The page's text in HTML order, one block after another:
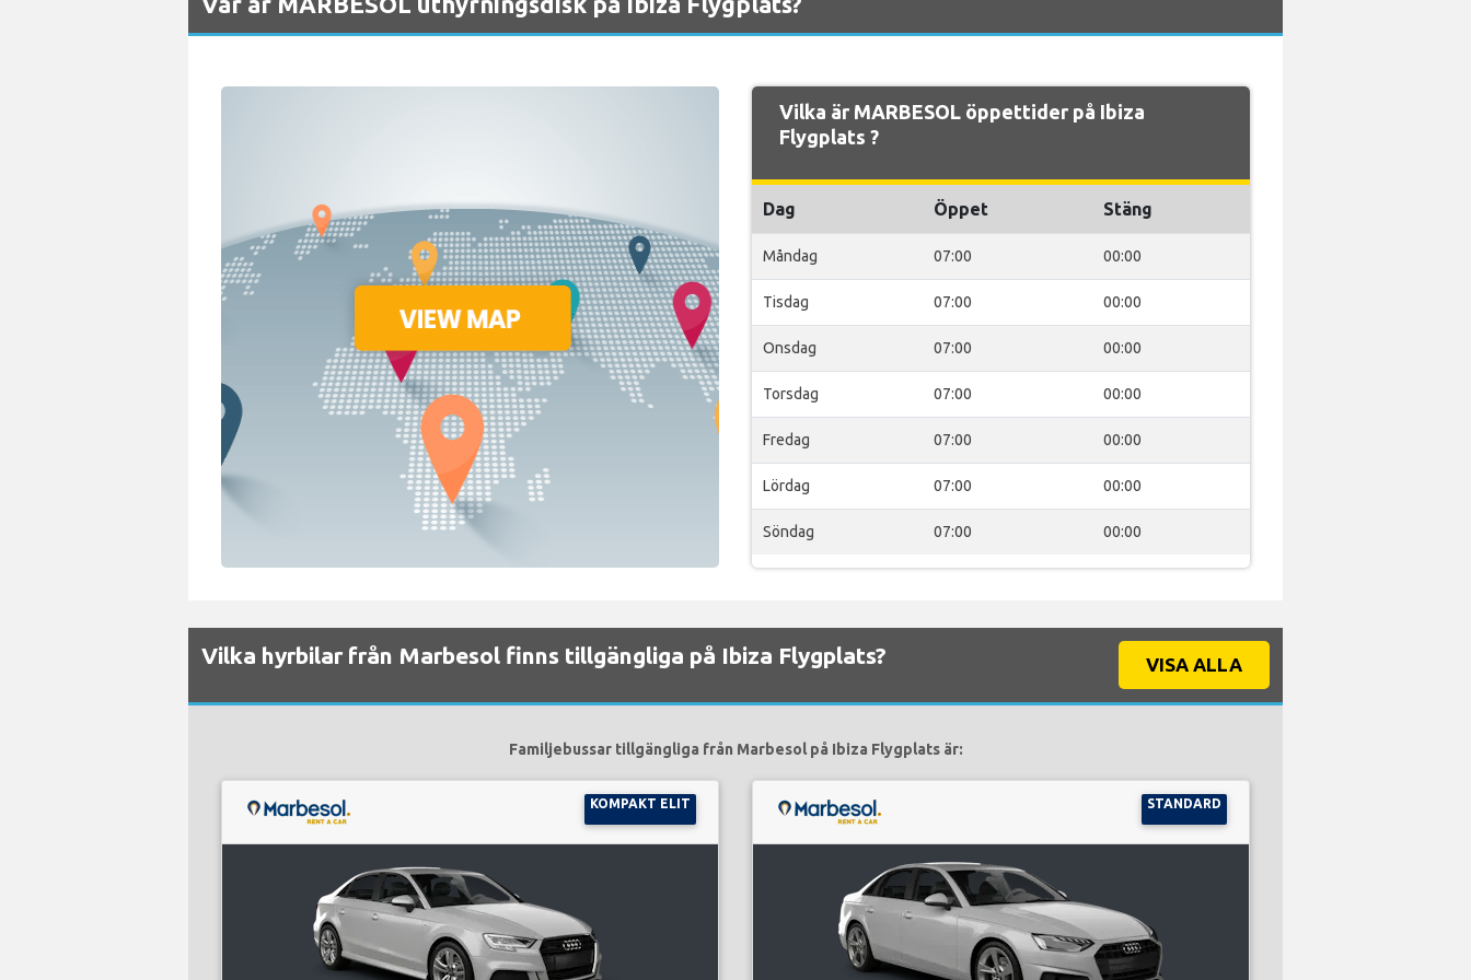
Vilka är MARBESOL öppettider på Ibiza
Flygplats ?
Dag Öppet Stäng
Måndag 07:00 00:00
Tisdag 07:00 00:00
Onsdag 07:00 00:00
Torsdag 07:00 00:00
Fredag 07:00 00:00
Lördag 07:00 00:00
Söndag 07:00 00:00
Vilka hyrbilar från Marbesol finns tillgängliga på Ibiza Flygplats? VISA ALLA
Familjebussar tillgängliga från Marbesol på Ibiza Flygplats är:
KOMPAKT ELIT STANDARD